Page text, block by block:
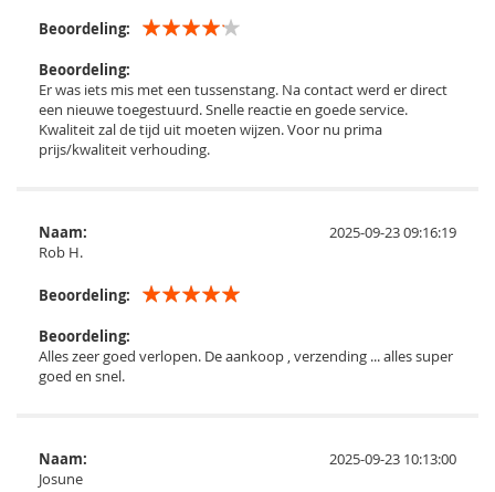
Beoordeling:
Beoordeling:
Er was iets mis met een tussenstang. Na contact werd er direct
een nieuwe toegestuurd. Snelle reactie en goede service.
Kwaliteit zal de tijd uit moeten wijzen. Voor nu prima
prijs/kwaliteit verhouding.
2025-09-23 09:16:19
Naam:
Rob H.
Beoordeling:
Beoordeling:
Alles zeer goed verlopen. De aankoop , verzending ... alles super
goed en snel.
2025-09-23 10:13:00
Naam:
Josune